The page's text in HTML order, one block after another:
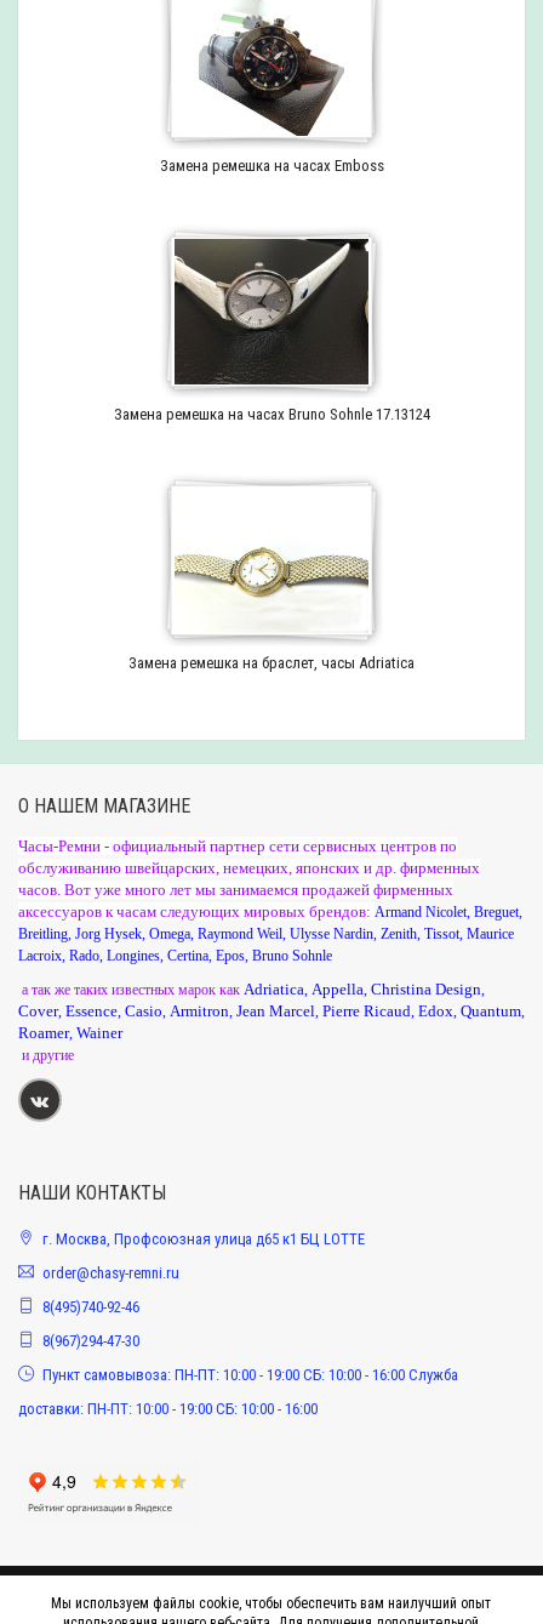
Замена ремешка на часах Emboss
Замена ремешка на часах Bruno Sohnle 17.13124
Замена ремешка на браслет, часы Adriatica
О НАШЕМ МАГАЗИНЕ
Часы-Ремни - официальный партнер сети сервисных центров по
обслуживанию швейцарских, немецких, японских и др. фирменных
часов. Вот уже много лет мы занимаемся продажей фирменных
аксессуаров к часам следующих мировых брендов: Armand Nicolet Breguet
Breitling Jorg Hysek Omega Raymond Weil Ulysse Nardin Zenith Tissot Maurice
Lacroix Rado Longines Certina Epos Bruno Sohnle
а так же таких известных марок как Adriatica Appella Christina Design
Cover, Essence Casio Armitron Jean Marcel Pierre Ricaud Edox Quantum
Roamer, Wainer
и другие
НАШИ КОНТАКТЫ
г. Москва, Профсоюзная улица д65 к1 БЦ LOTTE
order@chasy-remni.ru
8(495)740-92-46
8(967)294-47-30
Пункт самовывоза: ПН-ПТ: 10:00 - 19:00 СБ: 10:00 - 16:00 Служба
доставки: ПН-ПТ: 10:00 - 19:00 СБ: 10:00 - 16:00
Мы используем файлы cookie, чтобы обеспечить вам наилучший опыт